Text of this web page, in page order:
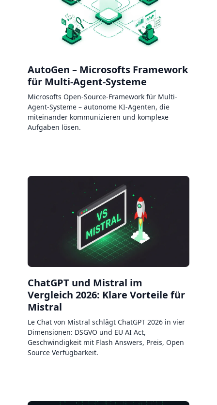
AutoGen – Microsofts Framework
für Multi-Agent-Systeme
Microsofts Open-Source-Framework für Multi-
Agent-Systeme – autonome KI-Agenten, die
miteinander kommunizieren und komplexe
Aufgaben lösen.
ChatGPT und Mistral im
Vergleich 2026: Klare Vorteile für
Mistral
Le Chat von Mistral schlägt ChatGPT 2026 in vier
Dimensionen: DSGVO und EU AI Act,
Geschwindigkeit mit Flash Answers, Preis, Open
Source Verfügbarkeit.